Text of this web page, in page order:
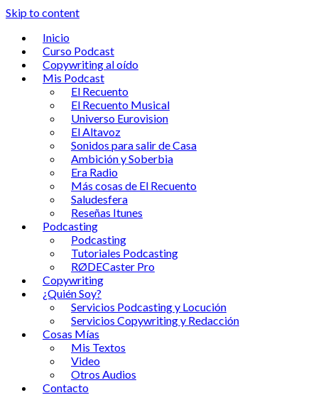
Skip to content
Inicio
Curso Podcast
Copywriting al oído
Mis Podcast
El Recuento
El Recuento Musical
Universo Eurovision
El Altavoz
Sonidos para salir de Casa
Ambición y Soberbia
Era Radio
Más cosas de El Recuento
Saludesfera
Reseñas Itunes
Podcasting
Podcasting
Tutoriales Podcasting
RØDECaster Pro
Copywriting
¿Quién Soy?
Servicios Podcasting y Locución
Servicios Copywriting y Redacción
Cosas Mías
Mis Textos
Video
Otros Audios
Contacto